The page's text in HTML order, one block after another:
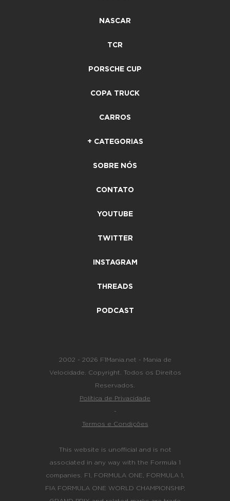
NASCAR
TCR
PORSCHE CUP
COPA TRUCK
CARROS
+ CATEGORIAS
SOBRE NÓS
CONTATO
YOUTUBE
TWITTER
INSTAGRAM
THREADS
PODCAST
2002 - 2026 F1Mania.net - Mania de
Velocidade. Copyright. Todos os Direitos
Reservados.
Política de Privacidade
-
Termos e Condições
This website is unofficial and is not
associated in any way with the Formula 1
companies. F1, FORMULA ONE, FORMULA 1,
FIA FORMULA ONE WORLD CHAMPIONSHIP,